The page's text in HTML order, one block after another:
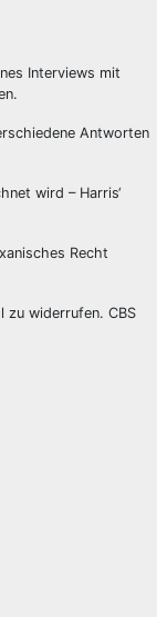
Interviews mit
Antworten
wird – Harris‘
Recht
zu widerrufen. CBS